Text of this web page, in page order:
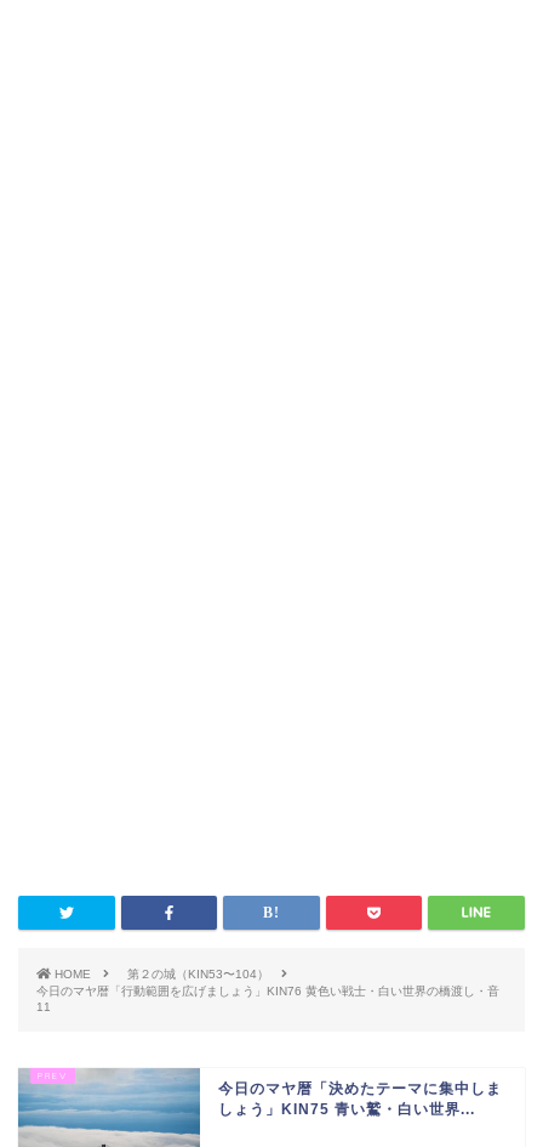
HOME
第２の城（KIN53〜104）
今日のマヤ暦「行動範囲を広げましょう」KIN76 黄色い戦士・白い世界の橋渡し・音
11
今日のマヤ暦「決めたテーマに集中しま
しょう」KIN75 青い鷲・白い世界...